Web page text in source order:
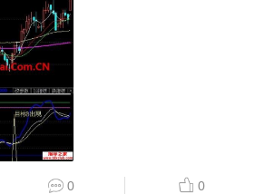
0 0